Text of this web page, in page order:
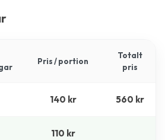
Pris / portion
Totalt
pris
140 kr 560 kr
110 kr